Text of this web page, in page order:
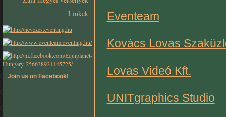
Linkek
Join us on Facebook!
Eventeam
Kovács Lovas
Lovas Videó Kft.
UNITgraphics Studio